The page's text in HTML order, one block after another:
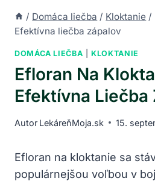
/ Domáca liečba / Kloktanie /
Efektívna liečba zápalov
DOMÁCA LIEČBA |KLOKTANIE
Efloran Na
Efektívna Liečba
Autor LekáreňMoja.sk 15.
Efloran na kloktanie sa
populárnejšou voľbou v